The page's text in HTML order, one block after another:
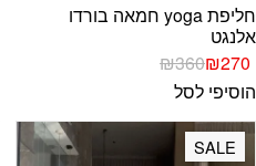
חליפת yoga חמאה בורדו
אלנגט
₪360
המחיר
המקורי
היה:
₪360.
₪270המחיר
הנוכחי
הוא:
₪270.
הוסיפי לסל
SALE